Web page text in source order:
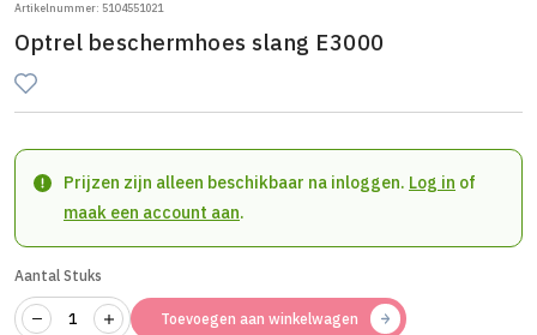
Artikelnummer: 51O4551021
Optrel beschermhoes slang E3000
Prijzen zijn alleen beschikbaar na inloggen. Log in of
maak een account aan.
Aantal Stuks
Toevoegen aan winkelwagen